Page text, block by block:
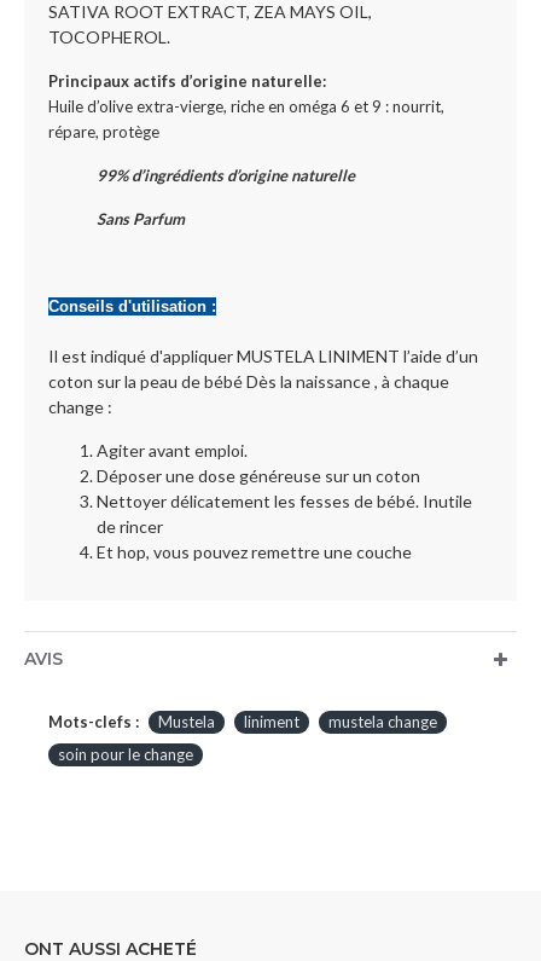
SATIVA ROOT EXTRACT, ZEA MAYS OIL,
TOCOPHEROL.
Principaux actifs d’origine naturelle:
Huile d’olive extra-vierge, riche en oméga 6 et 9 : nourrit,
répare, protège
99% d’ingrédients d’origine naturelle
Sans Parfum
Conseils d'utilisation :
Il est indiqué d'appliquer MUSTELA LINIMENT l’aide d’un
coton sur la peau de bébé Dès la naissance , à chaque
change :
Agiter avant emploi.
Déposer une dose généreuse sur un coton
Nettoyer délicatement les fesses de bébé. Inutile
de rincer
Et hop, vous pouvez remettre une couche
AVIS
Mots-clefs : Mustela liniment
mustela change
soin pour le change
ONT AUSSI ACHETÉ